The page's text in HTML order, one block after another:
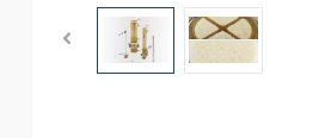
联系我们